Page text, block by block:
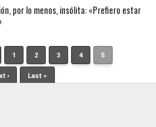
por lo menos, insólita: «Prefiero estar
1 2 3 4 5
› Last »